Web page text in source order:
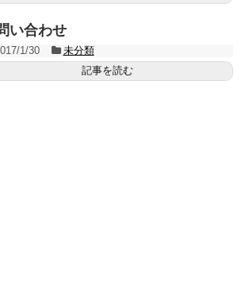
い合わせ
1/30
未分類
記事を読む